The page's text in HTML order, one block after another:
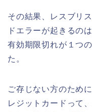
その結果、レスブリ
ドエラーが起きるの
有効期限切れが１つ
た。
ご存じない方のため
レジットカードって